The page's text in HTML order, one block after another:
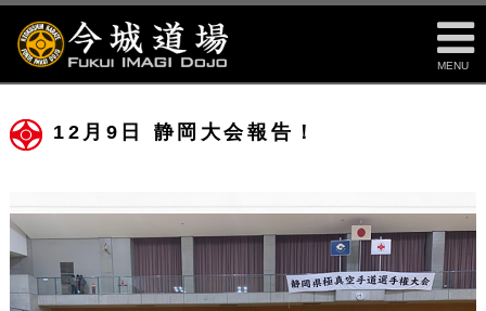
MENU
12月9日 静岡大会報告！